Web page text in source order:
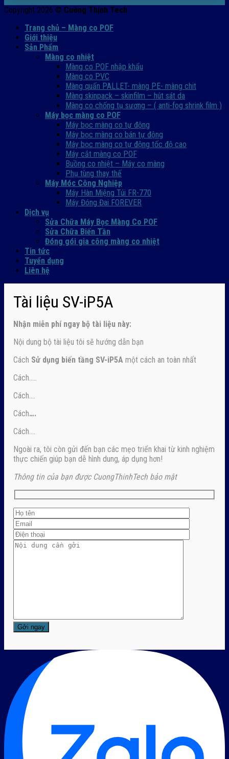
Copyright 2026 © Cường Thịnh Tech
Trang chủ – Màng co POF
Giới thiệu
Sản Phẩm
Màng co nhiệt
Màng co POF nhập khẩu
Màng co PVC
Màng quấn PALLET- màng PE- màng chit
Màng skinpack – skinfilm – hút sát da
Màng co chống tụ sương – ( anti-fog shrink film )
Máy bọc màng co POF
Máy bọc màng co tự động
Máy bọc màng co bán tự động
Máy bọc màng co tự động tốc độ cao
Máy cắt màng co POF
Buồng co nhiệt – Máy co màng
Phụ tùng thay thế
Máy Móc Công Nghiệp
Máy Hàn Miệng Túi FR-770
Máy Đóng Đai FOREVER
Dịch vụ
Sửa Chữa Máy Bọc Màng Co POF
Sửa Chữa Biến Tần
Đóng gói gia công màng co nhiệt
Tin tức
Tuyển dụng
Liên hệ
Tài liệu SV-iP5A
Nhận miễn phí ngay bộ tài liệu này:
Nội dung bộ tài liệu tôi sẽ hướng dẫn bạn
Cách Sử dụng biến tầng SV-iP5A một cách an toàn nhất
Cách…..
Cách….
Cách….
Cách….
Ngoài ra, tôi còn gửi đến bạn các mẹo triển khai từ kinh nghiệm
thực chiến giúp bạn dễ hình dung, áp dụng hơn!
Thông tin của bạn được CuongThinhTech bảo mật